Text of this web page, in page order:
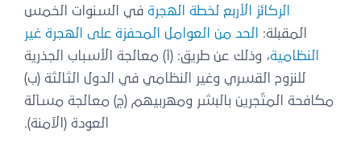
الركائز الأربع لخطة الهجرة في السنوات الخمس
المقبلة:
الحد من العوامل المحفزة على الهجرة غير
النظامية، وذلك عن طريق: (أ) معالجة الأسباب الجذرية
للنزوح القسري وغير النظامي في الدول الثالثة (ب)
مكافحة المتّجرين بالبشر ومهربيهم (ج) معالجة مسألة
العودة (الآمنة).